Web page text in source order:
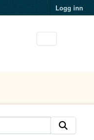
Logg inn